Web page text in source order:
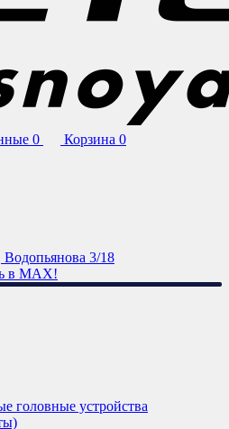
0 Корзина 0
Водопьянова 3/18
в MAX!